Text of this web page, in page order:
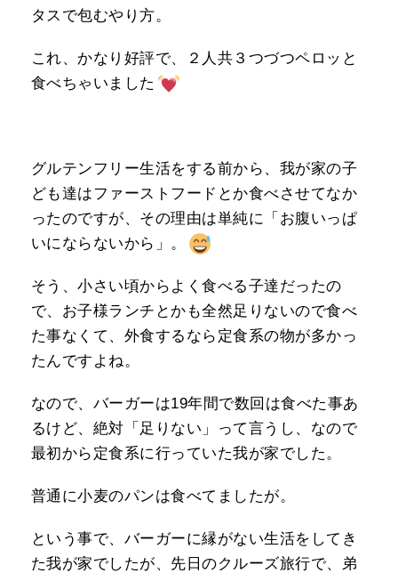
タスで包むやり方。
これ、かなり好評で、２人共３つづつペロッと
食べちゃいました
グルテンフリー生活をする前から、我が家の子
ども達はファーストフードとか食べさせてなか
ったのですが、その理由は単純に「お腹いっぱ
いにならないから」。
そう、小さい頃からよく食べる子達だったの
で、お子様ランチとかも全然足りないので食べ
た事なくて、外食するなら定食系の物が多かっ
たんですよね。
なので、バーガーは19年間で数回は食べた事あ
るけど、絶対「足りない」って言うし、なので
最初から定食系に行っていた我が家でした。
普通に小麦のパンは食べてましたが。
という事で、バーガーに縁がない生活をしてき
た我が家でしたが、先日のクルーズ旅行で、弟